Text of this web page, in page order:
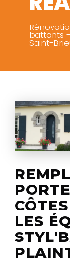
battants -
Saint-
LES